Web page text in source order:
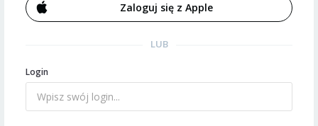
Zaloguj się z Apple
LUB
Login